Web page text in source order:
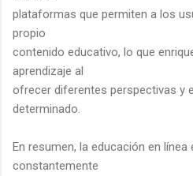
plataformas que permiten a los
propio
contenido educativo, lo que
aprendizaje al
ofrecer diferentes perspectivas y
determinado.
En resumen, la educación en
constantemente